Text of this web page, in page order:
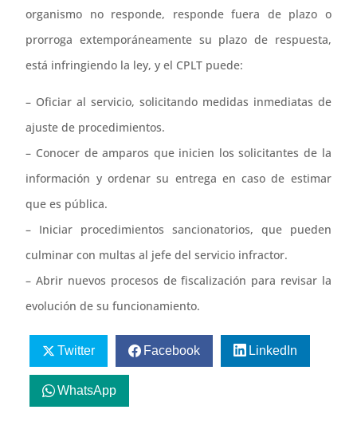
organismo no responde, responde fuera de plazo o
prorroga extemporáneamente su plazo de respuesta,
está infringiendo la ley, y el CPLT puede:
– Oficiar al servicio, solicitando medidas inmediatas de
ajuste de procedimientos.
– Conocer de amparos que inicien los solicitantes de la
información y ordenar su entrega en caso de estimar
que es pública.
– Iniciar procedimientos sancionatorios, que pueden
culminar con multas al jefe del servicio infractor.
– Abrir nuevos procesos de fiscalización para revisar la
evolución de su funcionamiento.
Twitter Facebook LinkedIn
WhatsApp